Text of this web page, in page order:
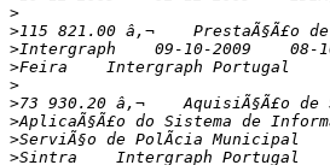
>
>
>
>
>
>
>
>
>